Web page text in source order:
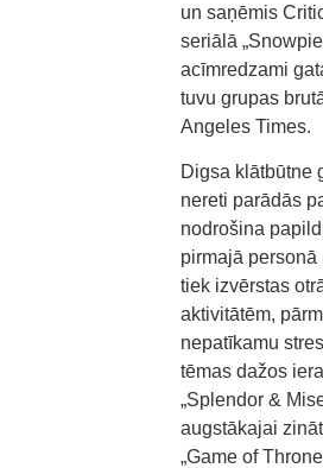
un saņēmis
seriālā
acīmredzami
tuvu grupas
Angeles Times.
Digsa klātbūtne
nereti parādās
nodrošina
pirmajā personā
tiek izvērstas
aktivitātēm,
nepatīkamu
tēmas dažos
„Splendor &
augstākajai
„Game of